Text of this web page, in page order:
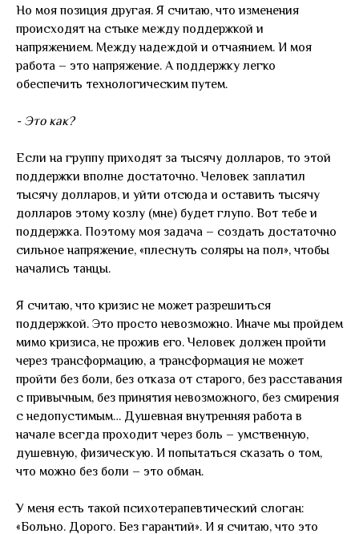
Но моя позиция другая. Я считаю, что изменения
происходят на стыке между поддержкой и
напряжением. Между надеждой и отчаянием. И моя
работа – это напряжение. А поддержку легко
обеспечить технологическим путем.
- Это как?
Если на группу приходят за тысячу долларов, то этой
поддержки вполне достаточно. Человек заплатил
тысячу долларов, и уйти отсюда и оставить тысячу
долларов этому козлу (мне) будет глупо. Вот тебе и
поддержка. Поэтому моя задача – создать достаточно
сильное напряжение, «плеснуть соляры на пол», чтобы
начались танцы.
Я считаю, что кризис не может разрешиться
поддержкой. Это просто невозможно. Иначе мы пройдем
мимо кризиса, не прожив его. Человек должен пройти
через трансформацию, а трансформация не может
пройти без боли, без отказа от старого, без расставания
с привычным, без принятия невозможного, без смирения
с недопустимым… Душевная внутренняя работа в
начале всегда проходит через боль – умственную,
душевную, физическую. И попытаться сказать о том,
что можно без боли – это обман.
У меня есть такой психотерапевтический слоган:
«Больно. Дорого. Без гарантий». И я считаю, что это